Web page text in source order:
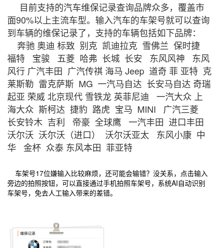
目前支持的汽车维保记录查询品牌众多，覆盖市
面90%以上主流车型。输入汽车的车架号就可以查询
到车辆的维保记录了，支持的车辆包括如下品牌：
奔驰 奥迪 标致 别克 凯迪拉克 雪佛兰 保时捷
福特 宝骏 五菱 哈弗 长城 长安 东风风神 东风
风行 广汽丰田 广汽传祺 海马 Jeep 道奇 菲 亚特 克
莱斯勒 雷克萨斯 MG 一汽马自达 长安马自达 奇瑞
起亚 荣威 北京现代 雪铁龙 英菲尼迪 一汽大众 上
海大众 斯柯达 捷豹 路虎 宝马 MINI 广汽三菱
长安铃木 吉利 帝豪 全球鹰 一汽丰田 进口丰田
沃尔沃 沃尔沃（进口） 沃尔沃亚太 东风小康 中
华 金杯 众泰 东风本田 菲亚特
车架号17位嫌输入比较麻烦，还可能会输错？没关系，点击输入
旁边的拍照按钮，可以直接通过手机拍照车架号，系统AI自动识别
车架号，免去人工输入带来的差错。